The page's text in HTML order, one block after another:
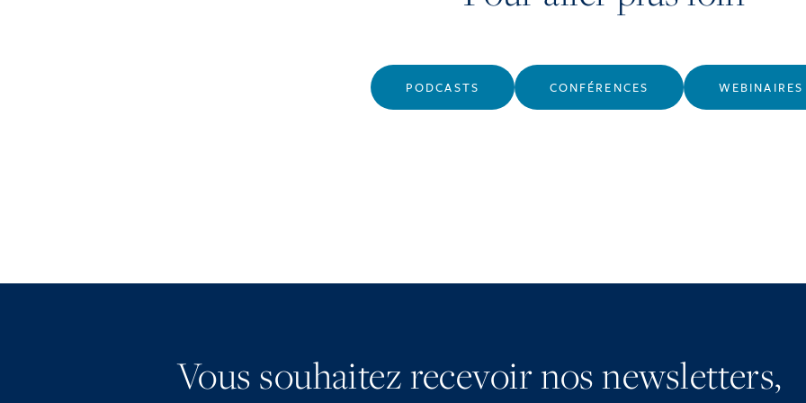
PODCASTS CONFÉRENCES WEBINAIRES
Vous souhaitez recevoir nos newsletters,